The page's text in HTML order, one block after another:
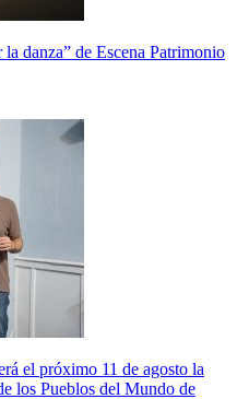
danza” de Escena Patrimonio
el próximo 11 de agosto la
los Pueblos del Mundo de